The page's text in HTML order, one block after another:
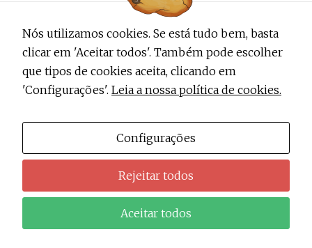
Política de Privacidade do Alerta Trendy
Nós utilizamos cookies. Se está tudo bem, basta
clicar em 'Aceitar todos'. Também pode escolher
que tipos de cookies aceita, clicando em
'Configurações'. Leia a nossa política de cookies.
Configurações
Rejeitar todos
Aceitar todos